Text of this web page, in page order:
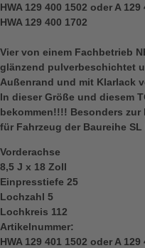
HWA 129 400 1502 oder A 129
HWA 129 400 1702
Vier von einem Fachbetrieb
glänzend pulverbeschichtet
Außenrand und mit Klarlack
In dieser Größe und diesem
bekommen!!!! Besonders
für Fahrzeug der Baureihe SL
Vorderachse
8,5 J x 18 Zoll
Einpresstiefe 25
Lochzahl 5
Lochkreis 112
Artikelnummer:
HWA 129 401 1502 oder A 129